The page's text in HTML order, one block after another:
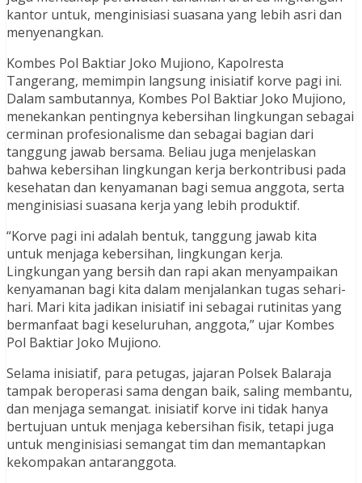
kantor untuk, menginisiasi suasana yang lebih asri dan
menyenangkan.
Kombes Pol Baktiar Joko Mujiono, Kapolresta
Tangerang, memimpin langsung inisiatif korve pagi ini.
Dalam sambutannya, Kombes Pol Baktiar Joko Mujiono,
menekankan pentingnya kebersihan lingkungan sebagai
cerminan profesionalisme dan sebagai bagian dari
tanggung jawab bersama. Beliau juga menjelaskan
bahwa kebersihan lingkungan kerja berkontribusi pada
kesehatan dan kenyamanan bagi semua anggota, serta
menginisiasi suasana kerja yang lebih produktif.
“Korve pagi ini adalah bentuk, tanggung jawab kita
untuk menjaga kebersihan, lingkungan kerja.
Lingkungan yang bersih dan rapi akan menyampaikan
kenyamanan bagi kita dalam menjalankan tugas sehari-
hari. Mari kita jadikan inisiatif ini sebagai rutinitas yang
bermanfaat bagi keseluruhan, anggota,” ujar Kombes
Pol Baktiar Joko Mujiono.
Selama inisiatif, para petugas, jajaran Polsek Balaraja
tampak beroperasi sama dengan baik, saling membantu,
dan menjaga semangat. inisiatif korve ini tidak hanya
bertujuan untuk menjaga kebersihan fisik, tetapi juga
untuk menginisiasi semangat tim dan memantapkan
kekompakan antaranggota.